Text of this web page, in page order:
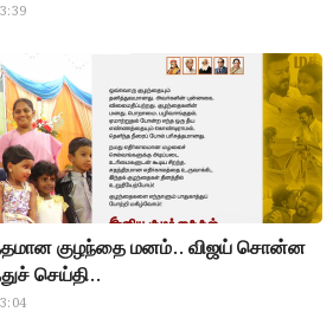
குழந்தை மனம்.. விஜய் சொன்ன
செய்தி..